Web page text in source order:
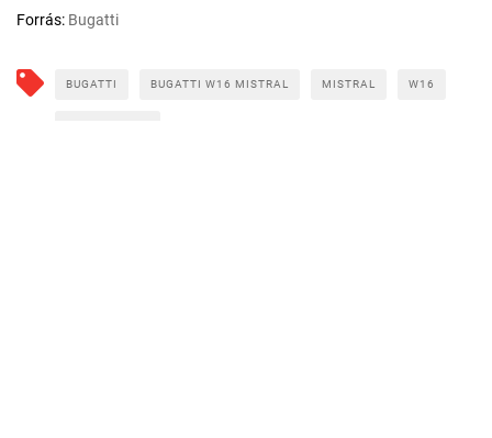
Forrás: Bugatti
BUGATTI BUGATTI W16 MISTRAL MISTRAL W16